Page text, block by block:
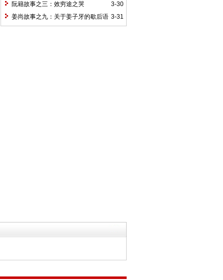
3-30
阮籍故事之三：效穷途之哭
3-31
姜尚故事之九：关于姜子牙的歇后语